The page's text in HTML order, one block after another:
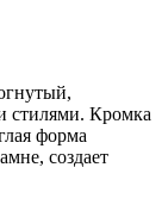
стилями. Кромка
форма
создает